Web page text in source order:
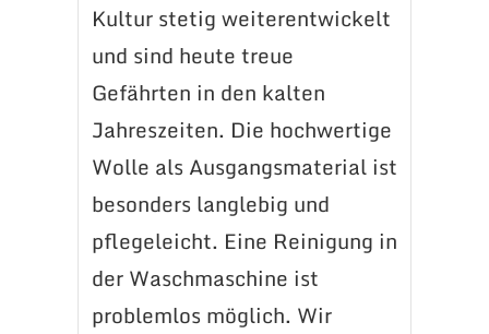
Kultur stetig weiterentwickelt
und sind heute treue
Gefährten in den kalten
Jahreszeiten. Die hochwertige
Wolle als Ausgangsmaterial ist
besonders langlebig und
pflegeleicht. Eine Reinigung in
der Waschmaschine ist
problemlos möglich. Wir